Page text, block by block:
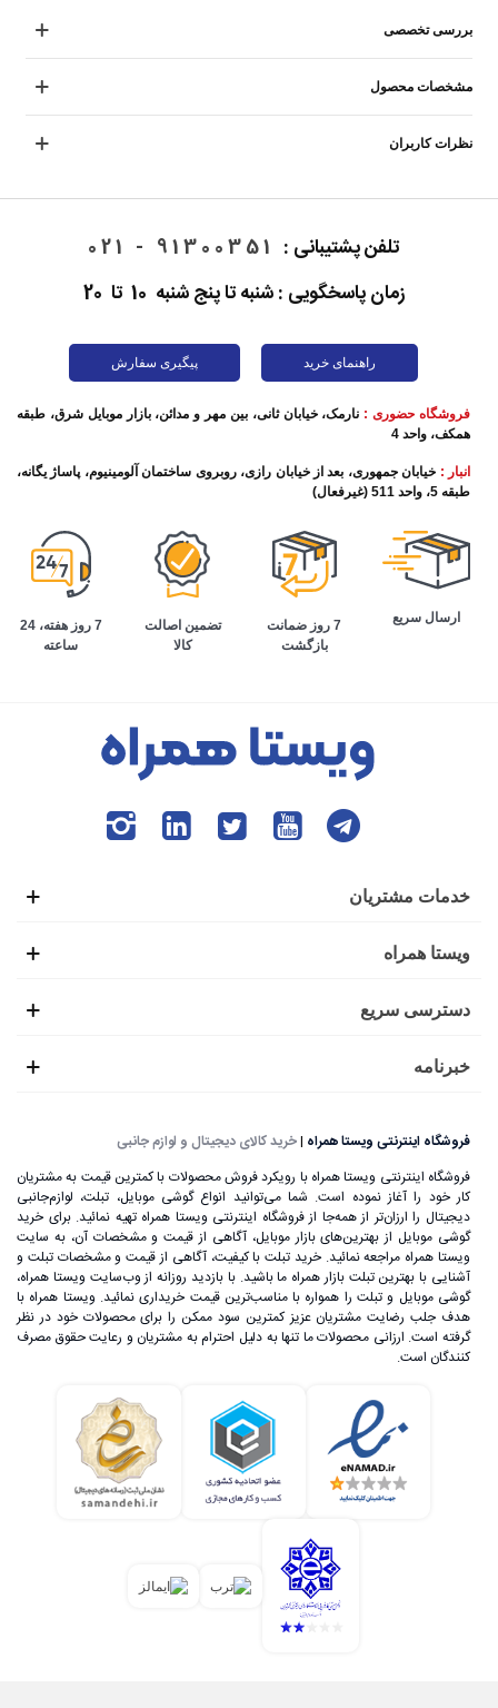
بررسی تخصصی
مشخصات محصول
نظرات کاربران
تلفن پشتیبانی : 91300351 - 021
زمان پاسخگویی : شنبه تا پنج شنبه 10 تا 20
راهنمای خرید پیگیری سفارش
فروشگاه حضوری : نارمک، خیابان ثانی، بین مهر و مدائن، بازار موبایل شرق، طبقه
همکف، واحد 4
انبار : خیابان جمهوری، بعد از خیابان رازی، روبروی ساختمان آلومینیوم، پاساژ یگانه،
طبقه 5، واحد 511 (غیرفعال)
ارسال سریع
7 روز ضمانت
بازگشت
تضمین اصالت
کالا
7 روز هفته، 24
ساعته
خدمات مشتریان
ویستا همراه
دسترسی سریع
خبرنامه
فروشگاه اینترنتی ویستا همراه |خرید کالای دیجیتال و لوازم جانبی
فروشگاه اینترنتی ویستا همراه با رویکرد فروش محصولات با کمترین قیمت به مشتریان
کار خود را آغاز نموده است. شما می‌توانید انواع گوشی موبایل، تبلت، لوازم‌جانبی
دیجیتال را ارزان‌تر از همه‌جا از فروشگاه اینترنتی ویستا همراه تهیه نمائید. برای خرید
گوشی موبایل از بهترین‌های بازار موبایل، آگاهی از قیمت و مشخصات آن، به ‌سایت
ویستا همراه مراجعه نمائید. خرید تبلت با کیفیت، آگاهی از قیمت و مشخصات تبلت و
آشنایی با بهترین تبلت بازار همراه ما باشید. با بازدید روزانه از وب‌سایت ویستا همراه،
گوشی موبایل و تبلت را همواره با مناسب‌ترین قیمت خریداری نمائید. ویستا همراه با
هدف جلب رضایت مشتریان عزیز کمترین سود ممکن را برای محصولات خود در نظر
گرفته است. ارزانی محصولات ما تنها به دلیل احترام به مشتریان و رعایت حقوق مصرف
کنندگان است.